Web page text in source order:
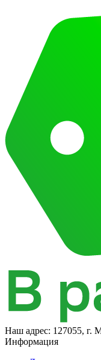
Наш адрес: 127055, г.
Информация